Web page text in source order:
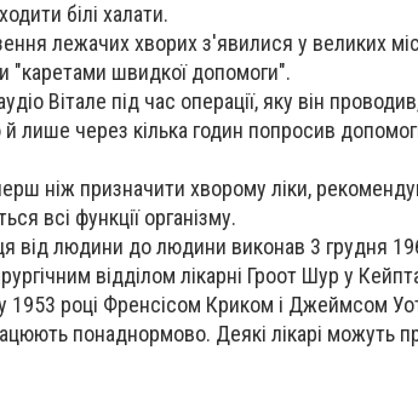
білі халати.
лежачих хворих з'явилися у великих
"каретами швидкої допомоги".
Вітале під час операції, яку він
лише через кілька годин попросив
ніж призначити хворому ліки,
всі функції організму.
від людини до людини виконав 3 грудня
відділом лікарні Гроот Шур у
1953 році Френсісом Криком і Джеймсом
понаднормово. Деякі лікарі можуть